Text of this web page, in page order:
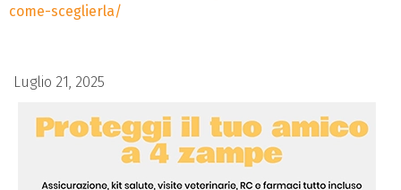
come-sceglierla/
Luglio 21, 2025